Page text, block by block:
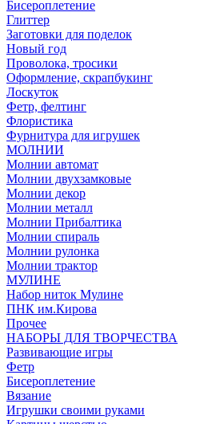
Бисероплетение
Глиттер
Заготовки для поделок
Новый год
Проволока, тросики
Оформление, скрапбукинг
Лоскуток
Фетр, фелтинг
Флористика
Фурнитура для игрушек
МОЛНИИ
Молнии автомат
Молнии двухзамковые
Молнии декор
Молнии металл
Молнии Прибалтика
Молнии спираль
Молнии рулонка
Молнии трактор
МУЛИНЕ
Набор ниток Мулине
ПНК им.Кирова
Прочее
НАБОРЫ ДЛЯ ТВОРЧЕСТВА
Развивающие игры
Фетр
Бисероплетение
Вязание
Игрушки своими руками